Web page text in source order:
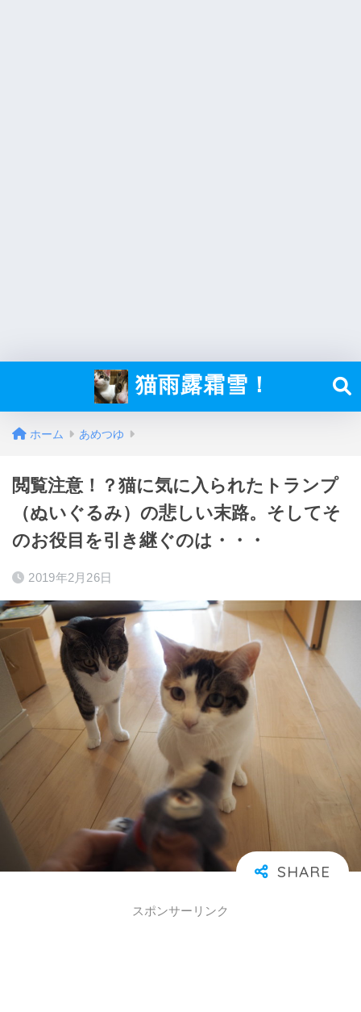
猫雨露霜雪！
ホーム あめつゆ
閲覧注意！？猫に気に入られたトランプ
（ぬいぐるみ）の悲しい末路。そしてそ
のお役目を引き継ぐのは・・・
2019年2月26日
スポンサーリンク